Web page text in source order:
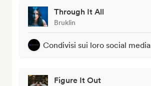
Through It All
Bruklin
Condivisi sui loro social media
Figure It Out